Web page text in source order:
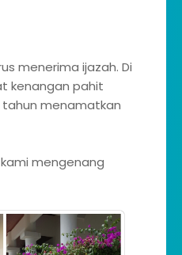
menerima ijazah. Di
kenangan pahit
menamatkan
mengenang